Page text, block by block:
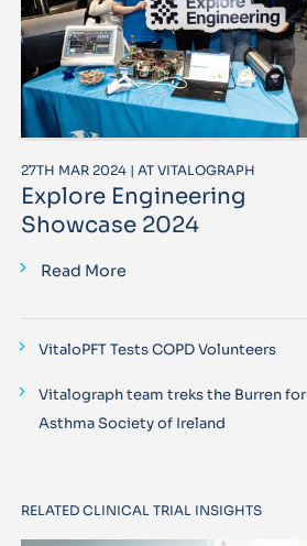
27TH MAR 2024 | AT VITALOGRAPH
Explore Engineering
Showcase 2024
Read More
VitaloPFT Tests COPD Volunteers
Vitalograph team treks the Burren for
Asthma Society of Ireland
RELATED CLINICAL TRIAL INSIGHTS